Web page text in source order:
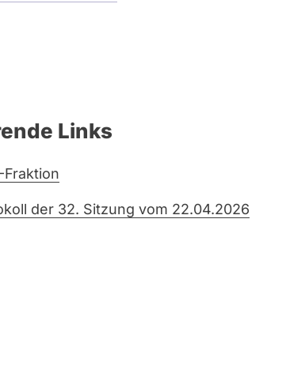
Links
der 32. Sitzung vom 22.04.2026